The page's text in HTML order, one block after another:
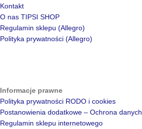
Kontakt
O nas TIPSI SHOP
Regulamin sklepu (Allegro)
Polityka prywatności (Allegro)
Informacje prawne
Polityka prywatności RODO i cookies
Postanowienia dodatkowe – Ochrona danych
Regulamin sklepu internetowego